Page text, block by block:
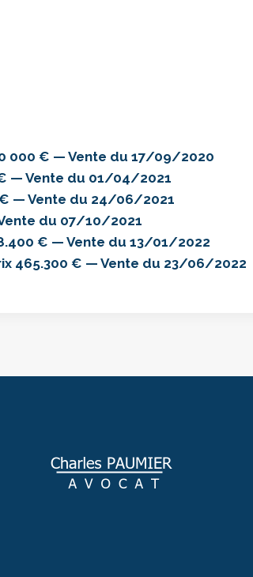
50 000 € — Vente du 17/09/2020
€ — Vente du 01/04/2021
€ — Vente du 24/06/2021
Vente du 07/10/2021
€ — Vente du 13/01/2022
465.300 € — Vente du 23/06/2022